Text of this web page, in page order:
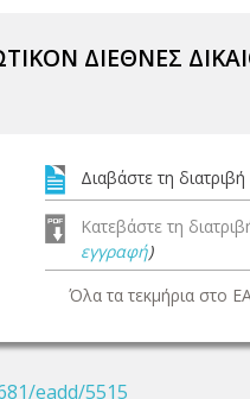
ΔΙΕΘΝΕΣ
Διαβάστε τη
Κατεβάστε τη
εγγραφή)
Όλα τα τεκμήρια στο
eadd/5515